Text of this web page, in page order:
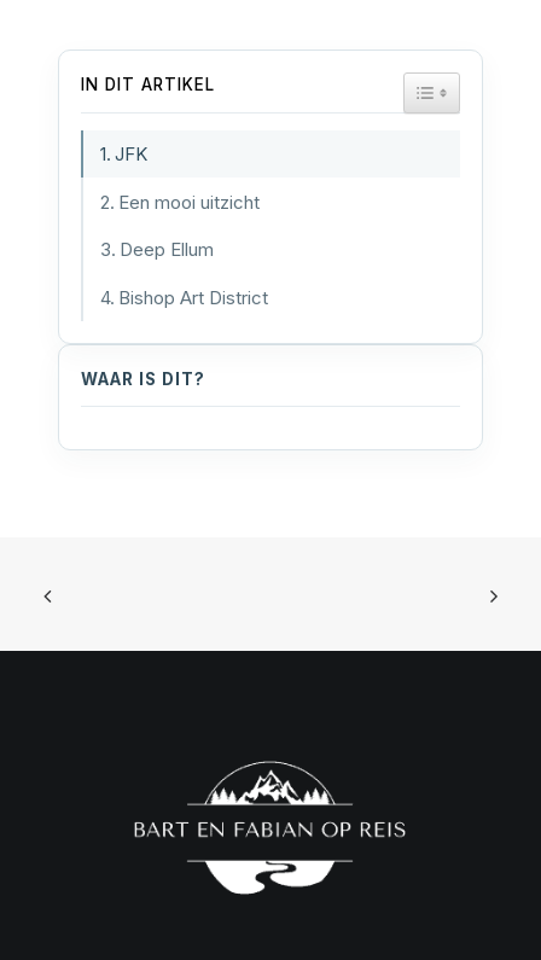
WAAR IS DIT?
IN DIT ARTIKEL TOGGLE
JFK
Een mooi uitzicht
Deep Ellum
Bishop Art District